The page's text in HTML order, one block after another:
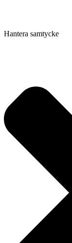
Hantera samtycke